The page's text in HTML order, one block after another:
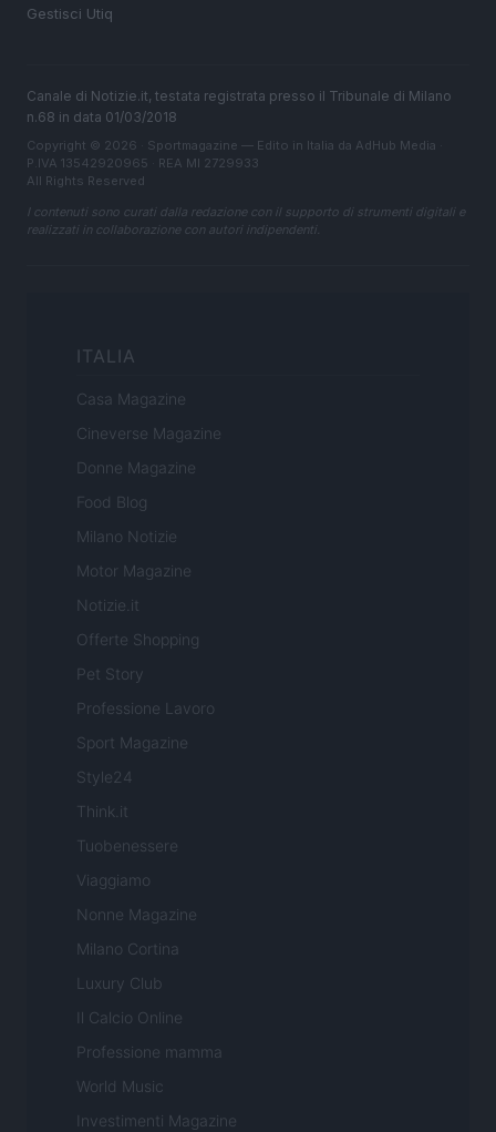
Gestisci Utiq
Canale di Notizie.it, testata registrata presso il Tribunale di Milano
n.68 in data 01/03/2018
Copyright © 2026 · Sportmagazine — Edito in Italia da AdHub Media
P.IVA 13542920965 · REA MI 2729933
All Rights Reserved
I contenuti sono curati dalla redazione con il supporto di strumenti digitali e
realizzati in collaborazione con autori indipendenti.
ITALIA
Casa Magazine
Cineverse Magazine
Donne Magazine
Food Blog
Milano Notizie
Motor Magazine
Notizie.it
Offerte Shopping
Pet Story
Professione Lavoro
Sport Magazine
Style24
Think.it
Tuobenessere
Viaggiamo
Nonne Magazine
Milano Cortina
Luxury Club
Il Calcio Online
Professione mamma
World Music
Investimenti Magazine